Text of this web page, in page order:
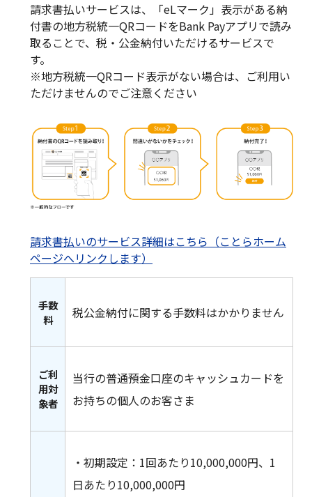
請求書払いサービスは、「eLマーク」表示がある納
付書の地方税統一QRコードをBank Payアプリで読み
取ることで、税・公金納付いただけるサービスで
す。
※地方税統一QRコード表示がない場合は、ご利用い
ただけませんのでご注意ください
請求書払いのサービス詳細はこちら（ことらホーム
ページへリンクします）
手数
料
税公金納付に関する手数料はかかりません
ご利
用対
象者
当行の普通預金口座のキャッシュカードを
お持ちの個人のお客さま
・初期設定：1回あたり10,000,000円、1
日あたり10,000,000円